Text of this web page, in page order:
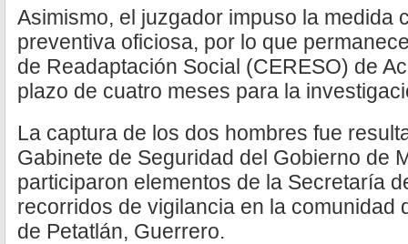
Asimismo, el juzgador impuso la medida
preventiva oficiosa, por lo que
de Readaptación Social (CERESO) de
plazo de cuatro meses para la
La captura de los dos hombres fue
Gabinete de Seguridad del Gobierno de
participaron elementos de la Secretaría
recorridos de vigilancia en la comunidad
de Petatlán, Guerrero.